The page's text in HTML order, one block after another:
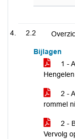
2.2
Bijlagen
1 -
2 -
rommel
2 -
Vervolg